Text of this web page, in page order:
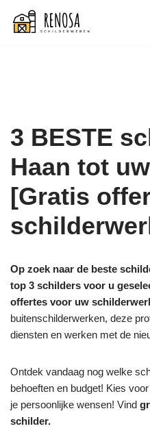
Spring
3 BESTE
Haan tot
[Gratis
Op zoek naar de beste
top 3 schilders voor u
offertes voor uw
buitenschilderwerken, deze
diensten en werken met de
Ontdek vandaag nog welke
behoeften en budget! Kies
je persoonlijke wensen! Vind
schilder.